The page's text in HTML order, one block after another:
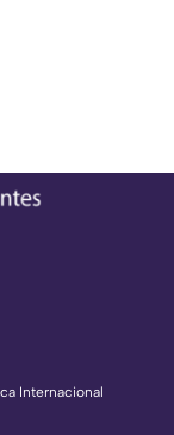
Internacional